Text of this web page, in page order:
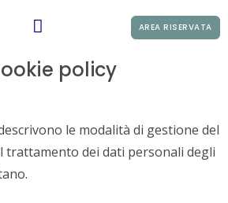
AREA RISERVATA
policy
le modalità di gestione del
dei dati personali degli